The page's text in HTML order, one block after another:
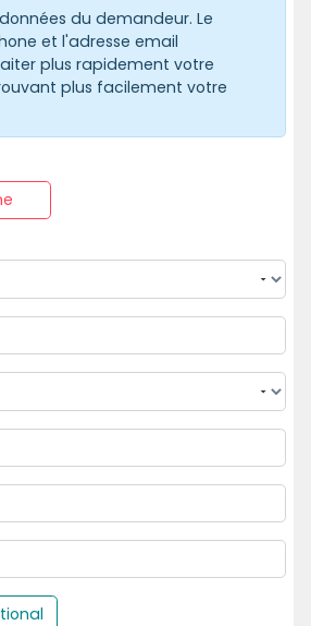
du demandeur. Le
et l'adresse email
plus rapidement votre
plus facilement votre